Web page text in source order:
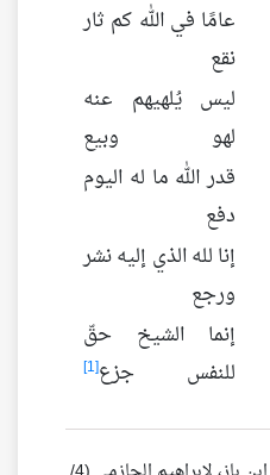
عامًا في الله كم ثار
نقع
ليس يُلهيهم عنه
لهو وبيع
قدر الله ما له اليوم
دفع
إنا لله الذي إليه نشر
ورجع
إنما الشيخ حقّ
للنفس جزع[1]